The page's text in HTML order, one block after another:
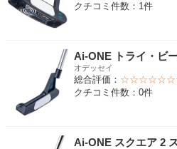
クチコミ件数：1件
Ai-ONE トライ・ビ
オデッセイ
総合評価：
クチコミ件数：0件
Ai-ONE スクエア 2